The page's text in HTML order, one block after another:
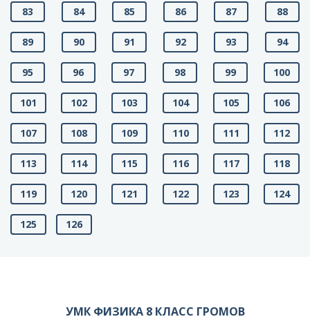
83 84 85 86 87 88
89 90 91 92 93 94
95 96 97 98 99 100
101 102 103 104 105 106
107 108 109 110 111 112
113 114 115 116 117 118
119 120 121 122 123 124
125 126
УМК ФИЗИКА 8 КЛАСС ГРОМОВ